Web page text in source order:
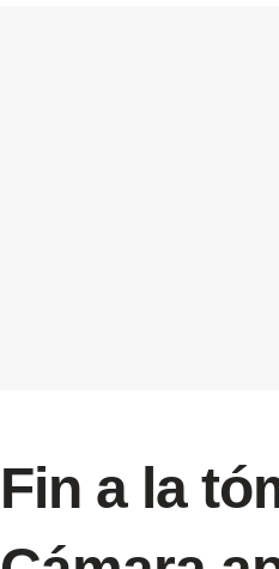
Fin a la